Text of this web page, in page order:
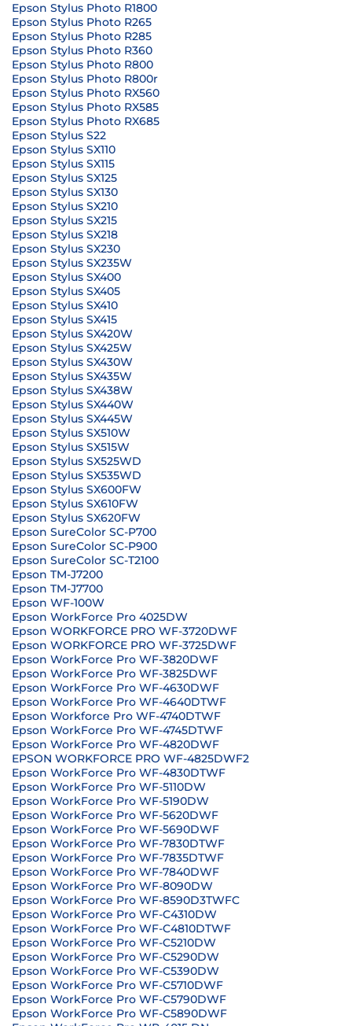
Epson Stylus Photo R1800
Epson Stylus Photo R265
Epson Stylus Photo R285
Epson Stylus Photo R360
Epson Stylus Photo R800
Epson Stylus Photo R800r
Epson Stylus Photo RX560
Epson Stylus Photo RX585
Epson Stylus Photo RX685
Epson Stylus S22
Epson Stylus SX110
Epson Stylus SX115
Epson Stylus SX125
Epson Stylus SX130
Epson Stylus SX210
Epson Stylus SX215
Epson Stylus SX218
Epson Stylus SX230
Epson Stylus SX235W
Epson Stylus SX400
Epson Stylus SX405
Epson Stylus SX410
Epson Stylus SX415
Epson Stylus SX420W
Epson Stylus SX425W
Epson Stylus SX430W
Epson Stylus SX435W
Epson Stylus SX438W
Epson Stylus SX440W
Epson Stylus SX445W
Epson Stylus SX510W
Epson Stylus SX515W
Epson Stylus SX525WD
Epson Stylus SX535WD
Epson Stylus SX600FW
Epson Stylus SX610FW
Epson Stylus SX620FW
Epson SureColor SC-P700
Epson SureColor SC-P900
Epson SureColor SC-T2100
Epson TM-J7200
Epson TM-J7700
Epson WF-100W
Epson WorkForce Pro 4025DW
Epson WORKFORCE PRO WF-3720DWF
Epson WORKFORCE PRO WF-3725DWF
Epson WorkForce Pro WF-3820DWF
Epson WorkForce Pro WF-3825DWF
Epson WorkForce Pro WF-4630DWF
Epson WorkForce Pro WF-4640DTWF
Epson Workforce Pro WF-4740DTWF
Epson WorkForce Pro WF-4745DTWF
Epson WorkForce Pro WF-4820DWF
EPSON WORKFORCE PRO WF-4825DWF2
Epson WorkForce Pro WF-4830DTWF
Epson WorkForce Pro WF-5110DW
Epson WorkForce Pro WF-5190DW
Epson WorkForce Pro WF-5620DWF
Epson WorkForce Pro WF-5690DWF
Epson WorkForce Pro WF-7830DTWF
Epson WorkForce Pro WF-7835DTWF
Epson WorkForce Pro WF-7840DWF
Epson WorkForce Pro WF-8090DW
Epson WorkForce Pro WF-8590D3TWFC
Epson WorkForce Pro WF-C4310DW
Epson WorkForce Pro WF-C4810DTWF
Epson WorkForce Pro WF-C5210DW
Epson WorkForce Pro WF-C5290DW
Epson WorkForce Pro WF-C5390DW
Epson WorkForce Pro WF-C5710DWF
Epson WorkForce Pro WF-C5790DWF
Epson WorkForce Pro WF-C5890DWF